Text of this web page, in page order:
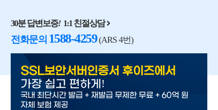
30분 답변보증!1:1 친절상담
전화문의 1588-4259(ARS 4번)
SSL보안서버인증서 후이즈에서
가장 쉽고 편하게 !
국내 최단시간 발급 + 재발급 무제한 무료 + 60억 원
자체 보험 제공